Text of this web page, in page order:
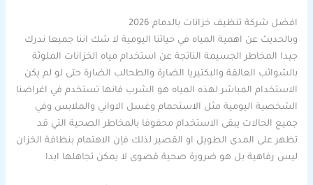
افضل شركة تنظيف خزانات بالدمام 2026
وبالحديث عن اهمية المياه في حياتنا اليومية لا شك اننا جميعا ندرك
جيدا المخاطر الجسيمة الناتجة عن استخدام مياه الخزانات الملوثة
بالشوائب العالقة والبكتيريا الضارة والطحالب الضارة حتى لو لم يكن
الاستخدام المباشر لهذه المياه هو الشرب فانها تستخدم في اغراضنا
الشخصية اليومية مثل الاستحمام وغسل الاواني والملابس وفي
جميع الحالات يبقى الاستخدام محفوفا بالمخاطر الصحية التي قد
تظهر على المدى الطويل او القصير لذلك فإن الاهتمام بنظافة الخزان
ليس رفاهية بل هو ضرورة صحية قصوى لا يمكن تجاهلها ابدا